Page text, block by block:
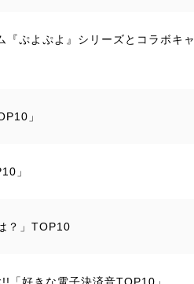
ぷよぷよ』シリーズとコラボキャ
」
」
？」TOP10